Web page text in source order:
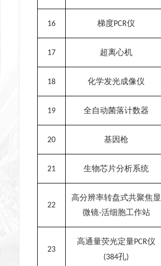
16 梯度PCR仪
17 超离心机
18 化学发光成像仪
19 全自动菌落计数器
20 基因枪
21 生物芯片分析系统
22
高分辨率转盘式共聚焦显
微镜-活细胞工作站
23
高通量荧光定量PCR仪
(384孔)